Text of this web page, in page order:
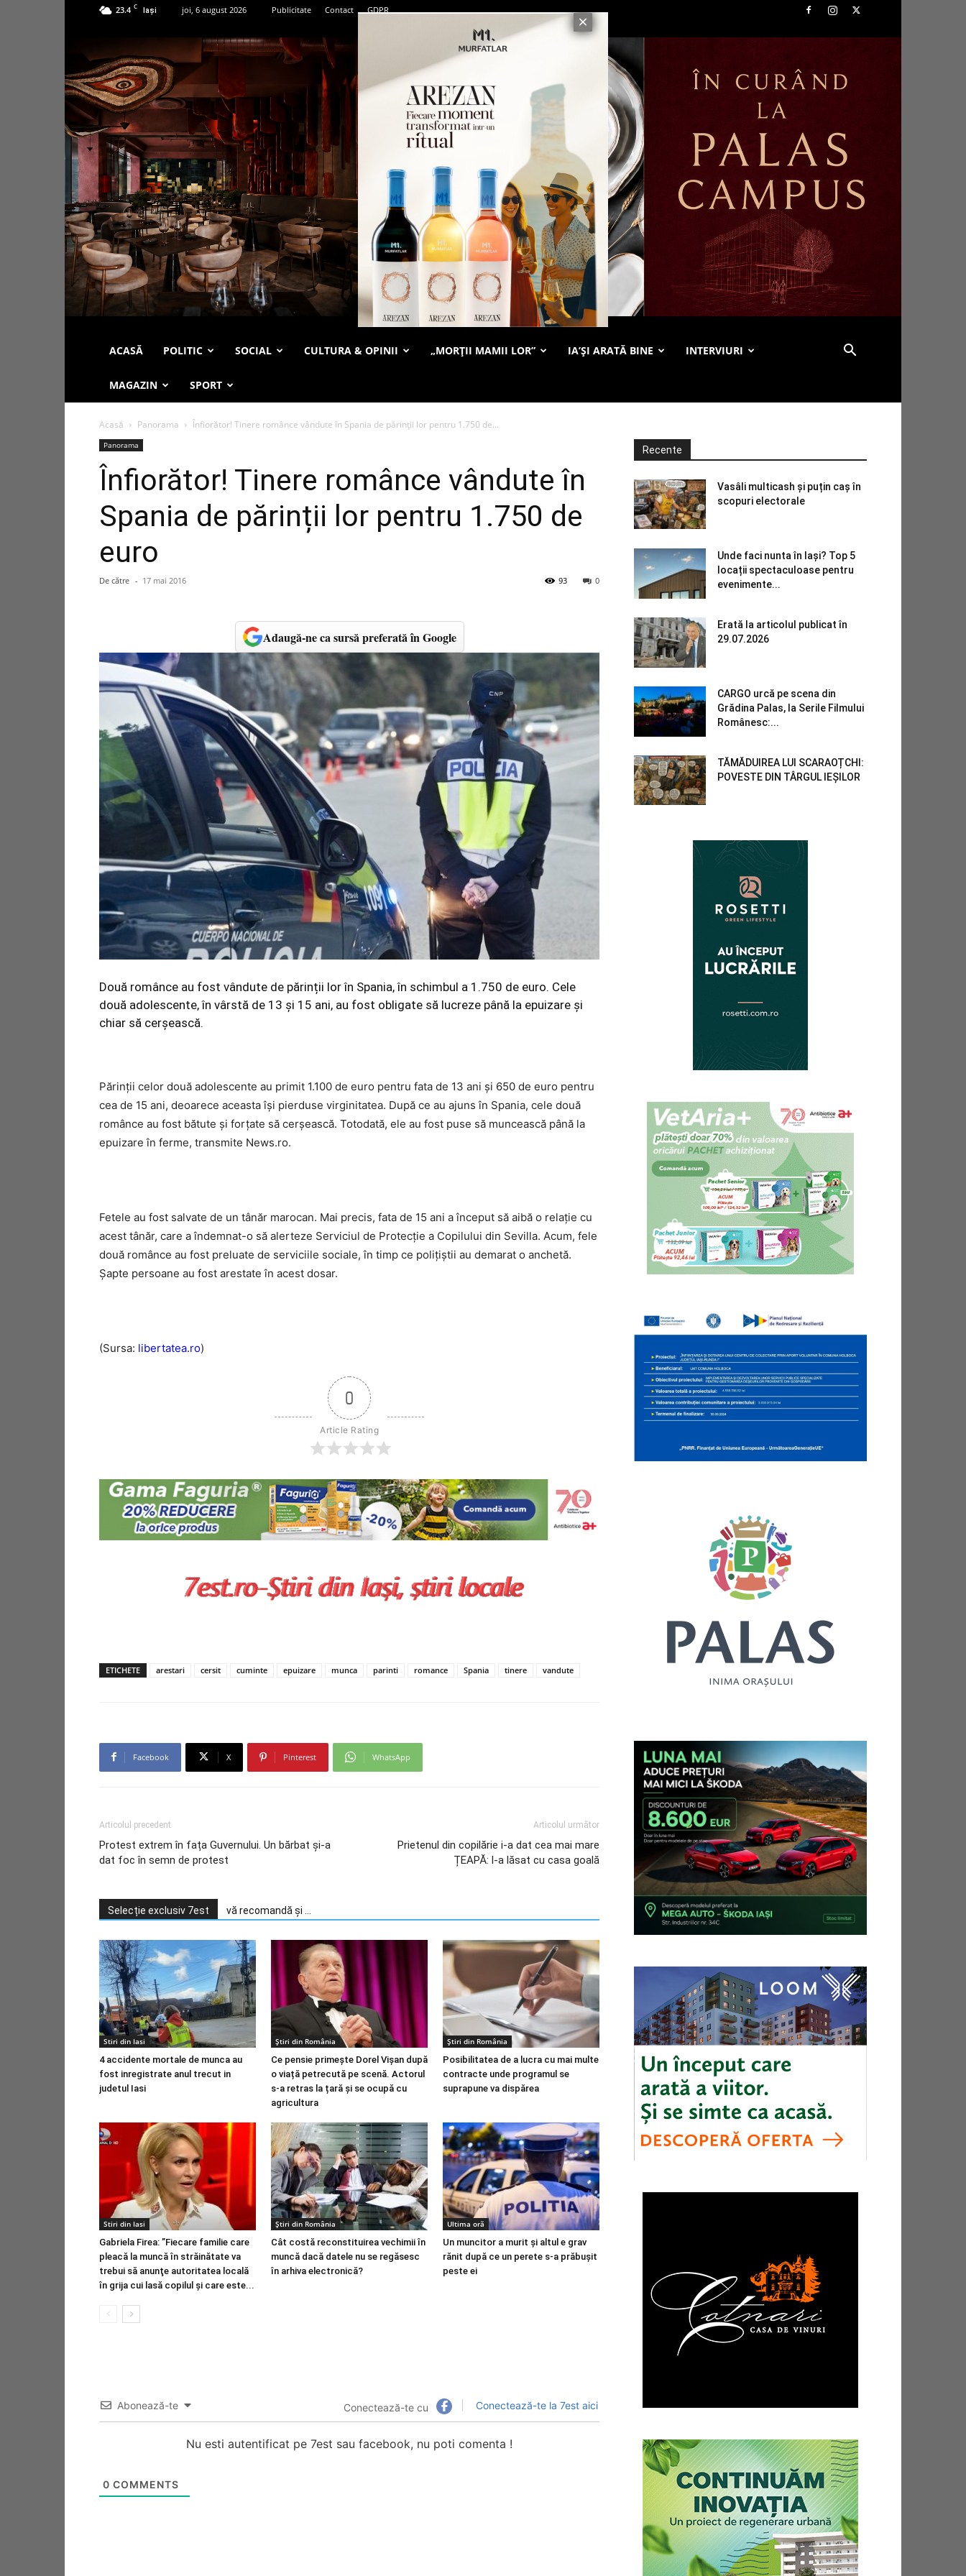
23.4 C Iași joi, 6 august 2026 Publicitate Contact GDPR
ACASĂ POLITIC SOCIAL CULTURA & OPINII „MORȚII MAMII LOR” IA’ȘI ARATĂ BINE INTERVIURI
MAGAZIN SPORT
Acasă Panorama Înfiorător! Tinere românce vândute în Spania de părinții lor pentru 1.750 de...
Panorama
Înfiorător! Tinere românce vândute în
Spania de părinții lor pentru 1.750 de
euro
De către - 17 mai 2016 0
93
Adaugă-ne ca sursă preferată în Google
Două românce au fost vândute de părinții lor în Spania, în schimbul a 1.750 de euro. Cele
două adolescente, în vârstă de 13 și 15 ani, au fost obligate să lucreze până la epuizare și
chiar să cerșească.
Părinții celor două adolescente au primit 1.100 de euro pentru fata de 13 ani și 650 de euro pentru
cea de 15 ani, deoarece aceasta își pierduse virginitatea. După ce au ajuns în Spania, cele două
românce au fost bătute și forțate să cerșească. Totodată, ele au fost puse să muncească până la
epuizare în ferme, transmite News.ro.
Fetele au fost salvate de un tânăr marocan. Mai precis, fata de 15 ani a început să aibă o relație cu
acest tânăr, care a îndemnat-o să alerteze Serviciul de Protecţie a Copilului din Sevilla. Acum, fele
două românce au fost preluate de serviciile sociale, în timp ce polițiștii au demarat o anchetă.
Șapte persoane au fost arestate în acest dosar.
(Sursa: libertatea.ro)
0
Article Rating
ETICHETE arestari cersit cuminte epuizare munca parinti romance Spania tinere vandute
Facebook X Pinterest WhatsApp
Articolul precedent
Protest extrem în fața Guvernului. Un bărbat și-a
dat foc în semn de protest
Articolul următor
Prietenul din copilărie i-a dat cea mai mare
ȚEAPĂ: l-a lăsat cu casa goală
Selecție exclusiv 7est vă recomandă și ...
Stiri din Iasi
4 accidente mortale de munca au
fost inregistrate anul trecut in
judetul Iasi
Știri din România
Ce pensie primește Dorel Vișan după
o viață petrecută pe scenă. Actorul
s-a retras la țară și se ocupă cu
agricultura
Știri din România
Posibilitatea de a lucra cu mai multe
contracte unde programul se
suprapune va dispărea
Stiri din Iasi
Gabriela Firea: ”Fiecare familie care
pleacă la muncă în străinătate va
trebui să anunţe autoritatea locală
în grija cui lasă copilul şi care este...
Știri din România
Cât costă reconstituirea vechimii în
muncă dacă datele nu se regăsesc
în arhiva electronică?
Ultima oră
Un muncitor a murit şi altul e grav
rănit după ce un perete s-a prăbuşit
peste ei
Abonează-te Conectează-te cu Conectează-te la 7est aici
Nu esti autentificat pe 7est sau facebook, nu poti comenta !
0 COMMENTS
Recente
Vasâli multicash și puțin caș în
scopuri electorale
Unde faci nunta în Iași? Top 5
locații spectaculoase pentru
evenimente...
Erată la articolul publicat în
29.07.2026
CARGO urcă pe scena din
Grădina Palas, la Serile Filmului
Românesc:...
TĂMĂDUIREA LUI SCARAOȚCHI:
POVESTE DIN TÂRGUL IEȘILOR